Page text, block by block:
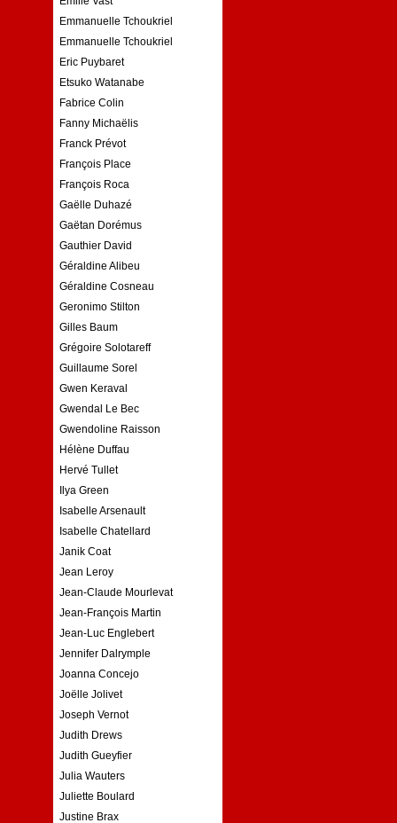
Emmanuelle Tchoukriel
Emmanuelle Tchoukriel
Eric Puybaret
Etsuko Watanabe
Fabrice Colin
Fanny Michaëlis
Franck Prévot
François Place
François Roca
Gaëlle Duhazé
Gaëtan Dorémus
Gauthier David
Géraldine Alibeu
Géraldine Cosneau
Geronimo Stilton
Gilles Baum
Grégoire Solotareff
Guillaume Sorel
Gwen Keraval
Gwendal Le Bec
Gwendoline Raisson
Hélène Duffau
Hervé Tullet
Ilya Green
Isabelle Arsenault
Isabelle Chatellard
Janik Coat
Jean Leroy
Jean-Claude Mourlevat
Jean-François Martin
Jean-Luc Englebert
Jennifer Dalrymple
Joanna Concejo
Joëlle Jolivet
Joseph Vernot
Judith Drews
Judith Gueyfier
Julia Wauters
Juliette Boulard
Justine Brax